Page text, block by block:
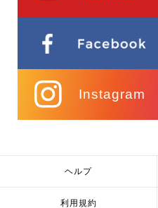
Instagram
ヘルプ
利用規約